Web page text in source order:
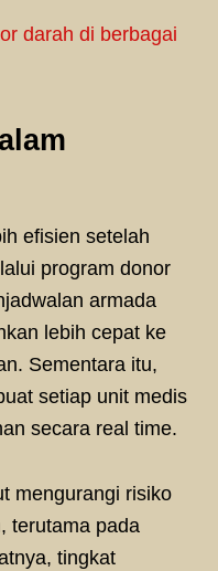
darah di berbagai
efisien setelah
program donor
armada
lebih cepat ke
Sementara itu,
setiap unit medis
secara real time.
mengurangi risiko
terutama pada
tingkat